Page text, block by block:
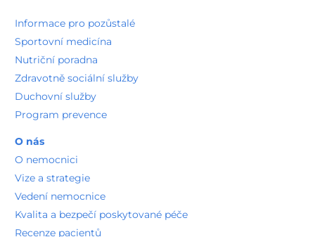
Informace pro pozůstalé
Sportovní medicína
Nutriční poradna
Zdravotně sociální služby
Duchovní služby
Program prevence
O nás
O nemocnici
Vize a strategie
Vedení nemocnice
Kvalita a bezpečí poskytované péče
Recenze pacientů